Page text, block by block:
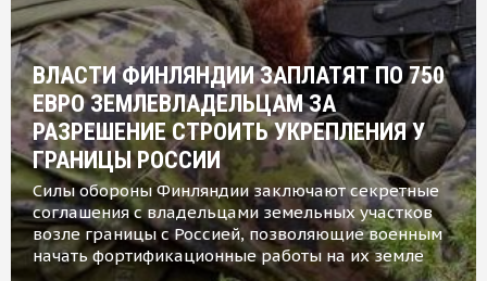
ВЛАСТИ ФИНЛЯНДИИ ЗАПЛАТЯТ ПО 750
ЕВРО ЗЕМЛЕВЛАДЕЛЬЦАМ ЗА
РАЗРЕШЕНИЕ СТРОИТЬ УКРЕПЛЕНИЯ У
ГРАНИЦЫ РОССИИ
Силы обороны Финляндии заключают секретные
соглашения с владельцами земельных участков
возле границы с Россией, позволяющие военным
начать фортификационные работы на их земле